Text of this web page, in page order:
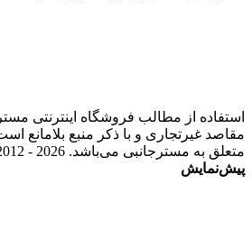
استفاده از مطالب فروشگاه اینترنتی
مقاصد غیرتجاری و با ذکر منبع بلامانع
متعلق به مسترجانبی می‌باشد. Copyright © 2012 - 2026
پیش‌نمایش